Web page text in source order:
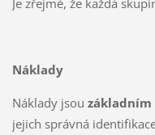
Náklady
Náklady jsou
jejich správná